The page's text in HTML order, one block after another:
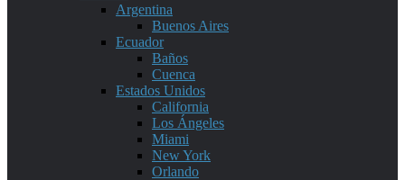
Argentina
Buenos Aires
Ecuador
Baños
Cuenca
Estados Unidos
California
Los Ángeles
Miami
New York
Orlando